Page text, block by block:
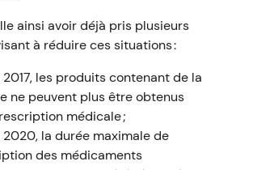
ainsi avoir déjà pris plusieurs
à réduire ces situations :
les produits contenant de la
ne peuvent plus être obtenus
médicale ;
la durée maximale de
des médicaments